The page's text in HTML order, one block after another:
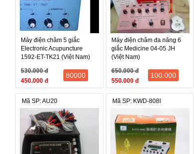
Biện độ xung ra: 90 đến 120V (+) (-) 10%
Các thành phần trên máy:
1. Đèn chỉ thị tần số
2. Công tắc nguồn điện
3. Điều chỉnh tần số
4. Điều chỉnh cường độ ra
5. Các cực ra
Sản phẩm bao gồm:
- Thân máy
(màu trắng)
- Vỏ hộp
Máy điện châm 5 giắc
Electronic Acupuncture
1592-ET-TK21 (Việt Nam)
530.000 đ
450.000 đ
80000
Máy điện châm đa năng 6
giắc Medicine 04-05 JH
(Việt Nam)
650.000 đ
550.000 đ
100.000
Mã SP: AU20 Mã SP: KWD-808I